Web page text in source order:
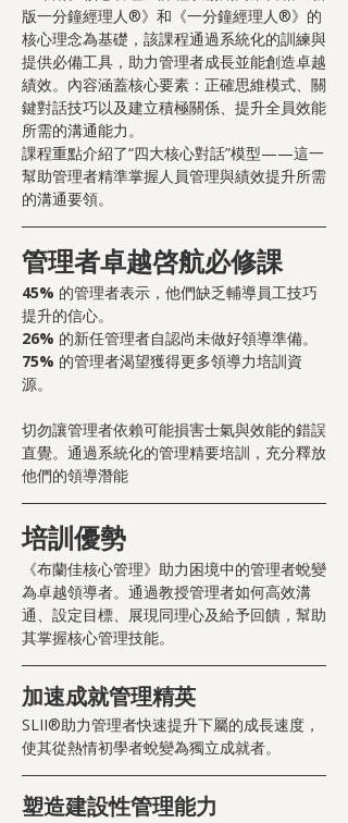
版一分鐘經理人®》和《一分鐘經理人®》的
核心理念為基礎，該課程通過系統化的訓練與
提供必備工具，助力管理者成長並能創造卓越
績效。內容涵蓋核心要素：正確思維模式、關
鍵對話技巧以及建立積極關係、提升全員效能
所需的溝通能力。
課程重點介紹了“四大核心對話”模型——這一
幫助管理者精準掌握人員管理與績效提升所需
的溝通要領。
管理者卓越啓航必修課
45% 的管理者表示，他們缺乏輔導員工技巧
提升的信心。
26% 的新任管理者自認尚未做好領導準備。
75% 的管理者渴望獲得更多領導力培訓資
源。
切勿讓管理者依賴可能損害士氣與效能的錯誤
直覺。通過系統化的管理精要培訓，充分釋放
他們的領導潛能
培訓優勢
《布蘭佳核心管理》助力困境中的管理者蛻變
為卓越領導者。通過教授管理者如何高效溝
通、設定目標、展現同理心及給予回饋，幫助
其掌握核心管理技能。
加速成就管理精英
SLII®助力管理者快速提升下屬的成長速度，
使其從熱情初學者蛻變為獨立成就者。
塑造建設性管理能力